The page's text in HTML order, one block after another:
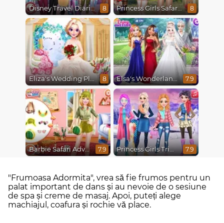
Disney Travel Diaries: City Break 8 Princess Girls Safari Trip 8
Eliza's Wedding Planner 8 Elsa's Wonderland Wedding 7.9
Barbie Safari Adventure 7.9 Princess Girls Trip To Aspen 7.9
"Frumoasa Adormita", vrea să fie frumos pentru un
palat important de dans și au nevoie de o sesiune
de spa și creme de masaj. Apoi, puteți alege
machiajul, coafura și rochie vă place.